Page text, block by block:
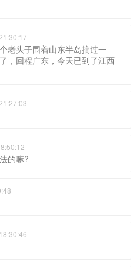
老头子围着山东半岛搞过一
，回程广东，今天已到了江西
的嘛?